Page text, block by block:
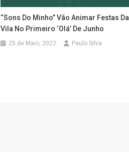
“Sons Do Minho” Vão Animar Festas Da
Vila No Primeiro ‘olá’ De Junho
25 de Maio, 2022 Paulo Silva